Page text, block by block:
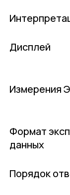
Дисплей
Измерения
Формат
данных
Порядок